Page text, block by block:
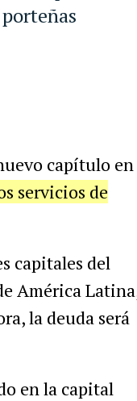
capítulo en
servicios de
capitales del
América
la deuda será
en la capital